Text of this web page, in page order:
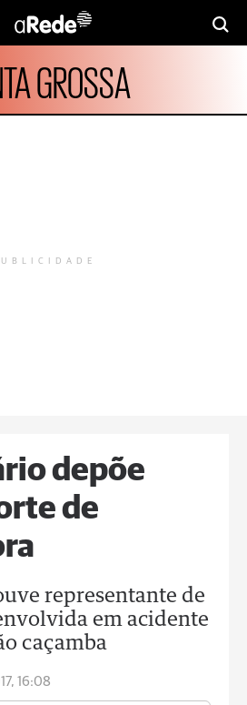
GROSSA
depõe
de
representante de
em acidente
caçamba
16:08